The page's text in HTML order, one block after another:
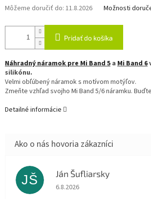
Môžeme doručiť do: 11.8.2026 Možnosti
Pridať do košíka
Náhradný náramok pre Mi Band 5 a Mi Band 6
silikónu.
Velmi obľúbený náramok s motívom motýľov.
Zmeňte vzhľad svojho Mi Band 5/6 náramku.
Detailné informácie
JŠ Ján Šufliarsky
Hodnotenie obchodu je 5 z 5
6.8.2026